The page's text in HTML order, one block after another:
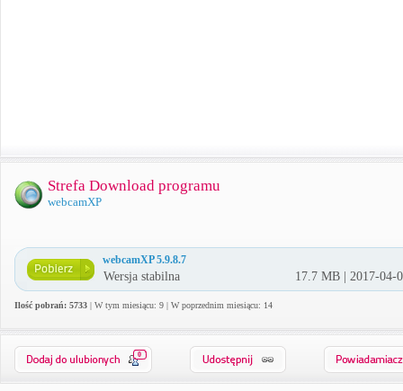
Strefa Download programu
webcamXP
webcamXP 5.9.8.7
Wersja stabilna 17.7 MB | 2017-04-
Ilość pobrań: 5733 | W tym miesiącu: 9 | W poprzednim miesiącu: 14
0